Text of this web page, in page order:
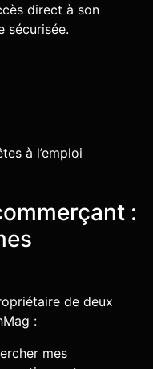
direct à son
sécurisée.
à l’emploi
:
de deux
:
mes